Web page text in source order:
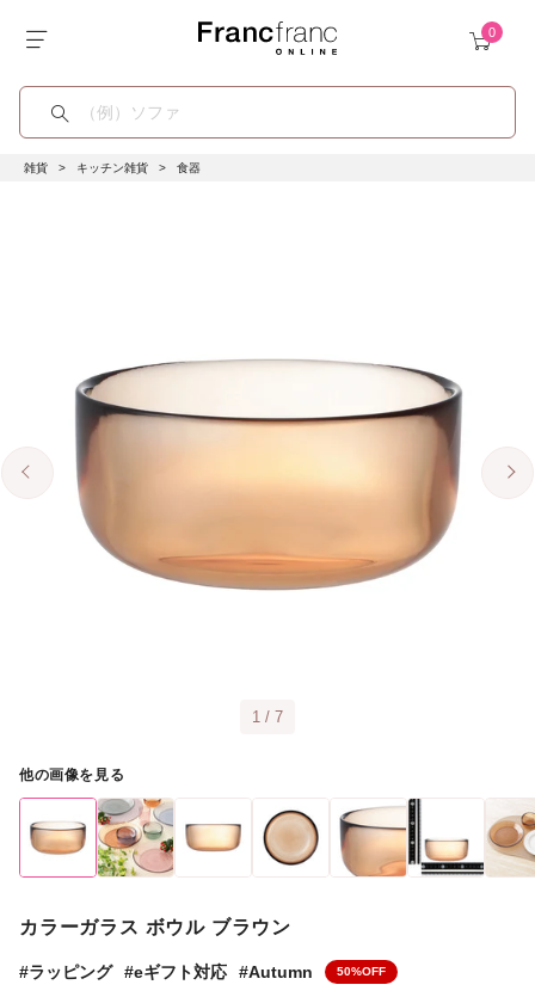
雑貨 キッチン雑貨 食器
1 / 7
他の画像を見る
カラーガラス ボウル ブラウン
#ラッピング #eギフト対応 #Autumn 50%OFF